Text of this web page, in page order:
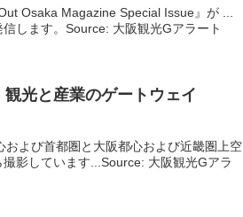
Osaka Magazine Special Issue』が ...
します。Source: 大阪観光Gアラート
観光と産業のゲートウェイ
よび首都圏と大阪都心および近畿圏上空
影しています...Source: 大阪観光Gアラ